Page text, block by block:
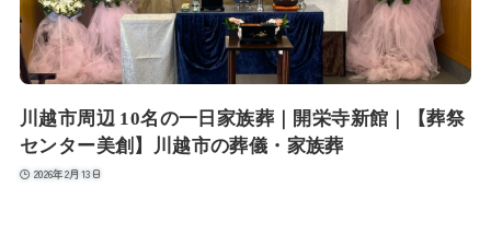
川越市周辺 10名の一日家族葬｜開栄寺新館｜【葬祭
センター美創】川越市の葬儀・家族葬
2026年2月13日